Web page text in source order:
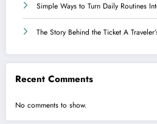
Simple Ways to Turn Daily Routines
The Story Behind the Ticket A
Recent Comments
No comments to show.